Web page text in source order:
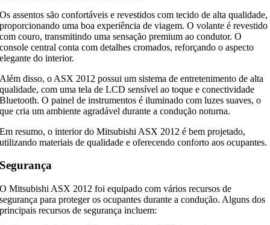
Os assentos são confortáveis e revestidos com tecido de alta qualidade,
proporcionando uma boa experiência de viagem. O volante é revestido
com couro, transmitindo uma sensação premium ao condutor. O
console central conta com detalhes cromados, reforçando o aspecto
elegante do interior.
Além disso, o ASX 2012 possui um sistema de entretenimento de alta
qualidade, com uma tela de LCD sensível ao toque e conectividade
Bluetooth. O painel de instrumentos é iluminado com luzes suaves, o
que cria um ambiente agradável durante a condução noturna.
Em resumo, o interior do Mitsubishi ASX 2012 é bem projetado,
utilizando materiais de qualidade e oferecendo conforto aos ocupantes.
Segurança
O Mitsubishi ASX 2012 foi equipado com vários recursos de
segurança para proteger os ocupantes durante a condução. Alguns dos
principais recursos de segurança incluem: